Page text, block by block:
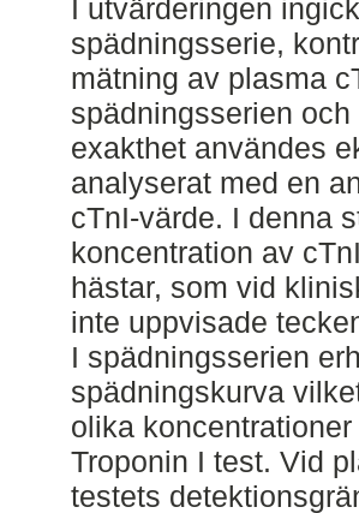
I utvärderingen
spädningsserie,
mätning av plasma
spädningsserien
exakthet användes
analyserat med en
cTnI-värde. I denna
koncentration av
hästar, som vid
inte uppvisade
I spädningsserien
spädningskurva
olika
Troponin I test. Vid
testets